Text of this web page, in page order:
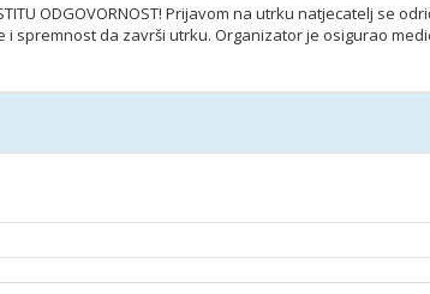
ODGOVORNOST! Prijavom na utrku natjecatelj se
da završi utrku. Organizator je osigurao